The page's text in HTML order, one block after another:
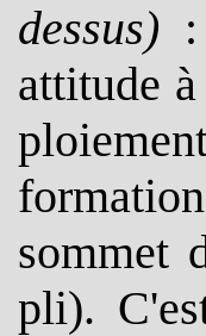
dessus)
attitude
sommet
pli).